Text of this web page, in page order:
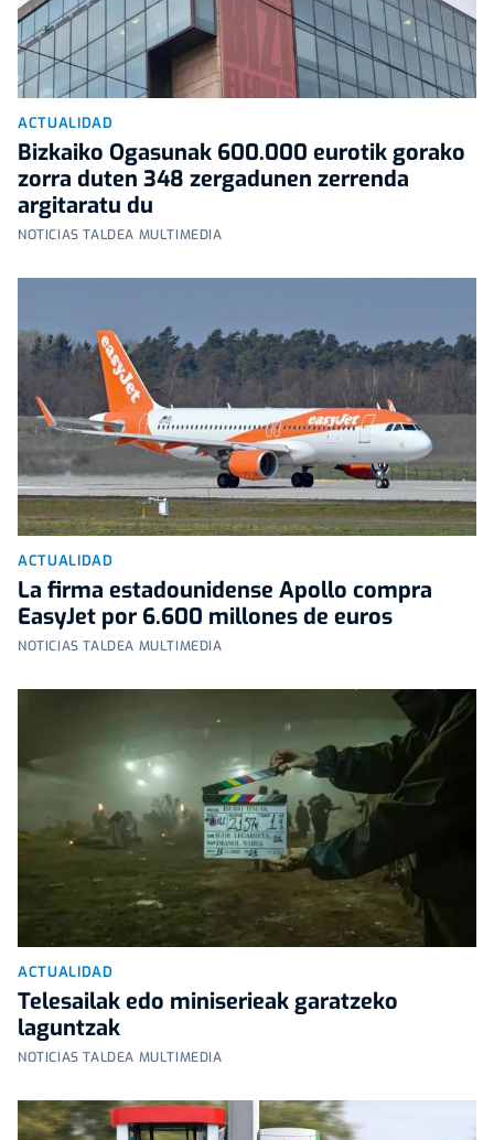
ACTUALIDAD
Bizkaiko Ogasunak 600.000 eurotik gorako
zorra duten 348 zergadunen zerrenda
argitaratu du
NOTICIAS TALDEA MULTIMEDIA
ACTUALIDAD
La firma estadounidense Apollo compra
EasyJet por 6.600 millones de euros
NOTICIAS TALDEA MULTIMEDIA
ACTUALIDAD
Telesailak edo miniserieak garatzeko
laguntzak
NOTICIAS TALDEA MULTIMEDIA